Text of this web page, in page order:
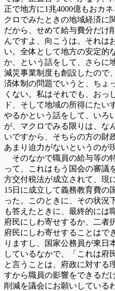
正で地方に1兆4000億もおカ
クロでみたときの地域経済に
だから、せめて給与費分だけ
んですよ、向こうは。それは
い。全体として地方の安定的
か、という話をして、さらに
減災事業制度も創設したので
済体制の問題でいうと、ちょ
くない。私はそれでも、おっ
ド、そして地域の所得にたい
やるかという話をして、いろ
が、マクロでみる限りは、な
いですから、そちらの方の財
あまり迫力がないというのが
そのなかで職員の給与等の
って、これはもう国会の審議
方交付税法が成立されて、現
15日に成立して義務教育費の
った。このときに、その状況
も答えたときに、最終的には
府民にしわ寄せするか、二者
府民にしわ寄せすることはで
りますし、国家公務員が東日
しているなかで、「これは府
と言うことは、府政に対する
すから職員の影響をできるだ
削減を議会にお願いしている